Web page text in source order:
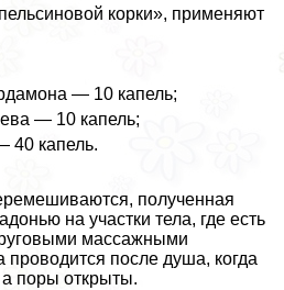
корки», применяют
— 10 капель;
— 10 капель;
40 капель.
полученная
на участки тела, где есть
массажными
после душа, когда
а поры открыты.